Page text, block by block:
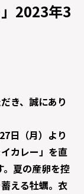
2023年3
き、誠にあり
日（月）より
カレー」を直
。夏の産卵を控
える牡蠣。衣